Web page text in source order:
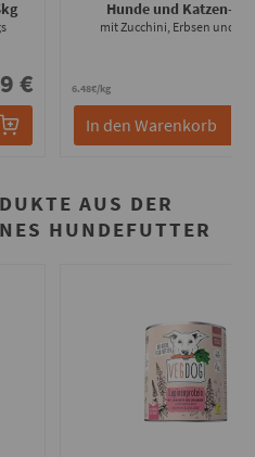
€
Hunde und Katzen-
mit Zucchini, Erbsen und
6.48€/kg
In den Warenkorb
AUS DER
HUNDEFUTTER